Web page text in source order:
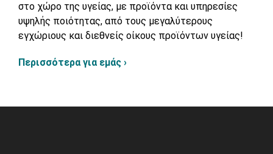
στο χώρο της υγείας, με προϊόντα και υπηρεσίες
υψηλής ποιότητας, από τους μεγαλύτερους
εγχώριους και διεθνείς οίκους προϊόντων υγείας!
Περισσότερα για εμάς ›